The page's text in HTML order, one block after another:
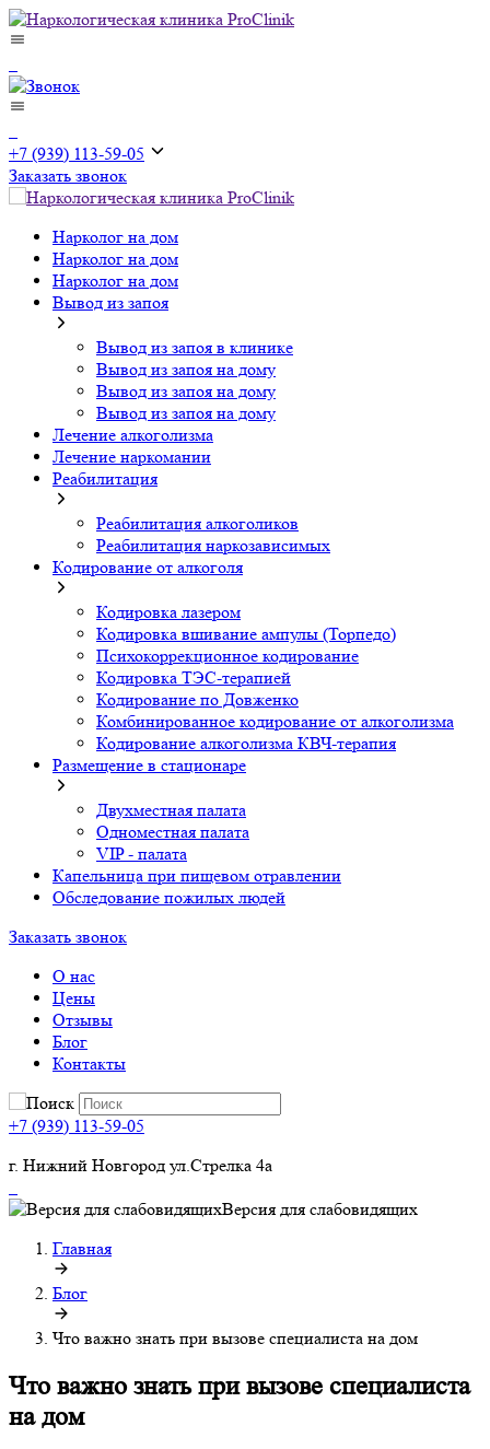
+7 (939) 113-59-05
Заказать звонок
Нарколог на дом
Нарколог на дом
Нарколог на дом
Вывод из запоя
Вывод из запоя в клинике
Вывод из запоя на дому
Вывод из запоя на дому
Вывод из запоя на дому
Лечение алкоголизма
Лечение наркомании
Реабилитация
Реабилитация алкоголиков
Реабилитация наркозависимых
Кодирование от алкоголя
Кодировка лазером
Кодировка вшивание ампулы (Торпедо)
Психокоррекционное кодирование
Кодировка ТЭС-терапией
Кодирование по Довженко
Комбинированное кодирование от алкоголизма
Кодирование алкоголизма КВЧ-терапия
Размещение в стационаре
Двухместная палата
Одноместная палата
VIP - палата
Капельница при пищевом отравлении
Обследование пожилых людей
Заказать звонок
О нас
Цены
Отзывы
Блог
Контакты
+7 (939) 113-59-05
г. Нижний Новгород ул.Стрелка 4а
Версия для слабовидящих
Главная
Блог
Что важно знать при вызове специалиста на дом
Что важно знать при вызове специалиста
на дом